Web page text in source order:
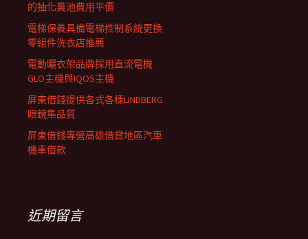
的抽化糞池費用平價
電梯保養具備電梯控制系統更換
零組件洗衣店推薦
電動曬衣架品牌採用直流電機
GLO主機與IQOS主機
屏東借錢提供各式各樣LINDBERG
眼鏡集品質
屏東借錢專營高雄借貸地區汽車
機車借款
近期留言